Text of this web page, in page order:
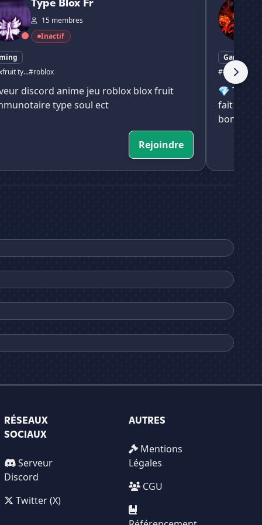
Type Blox Fr
15 membres
Inactif
ty...#roblox
discord anime jeu roblox blox fruit
type soul ect
Rejoindre
Gaming
##BloxFruits
💎 Tu
fait pour
bon
RÉSEAUX
SOCIAUX
Serveur
Discord
Twitter (X)
AUTRES
Mentions
Légales
CGU